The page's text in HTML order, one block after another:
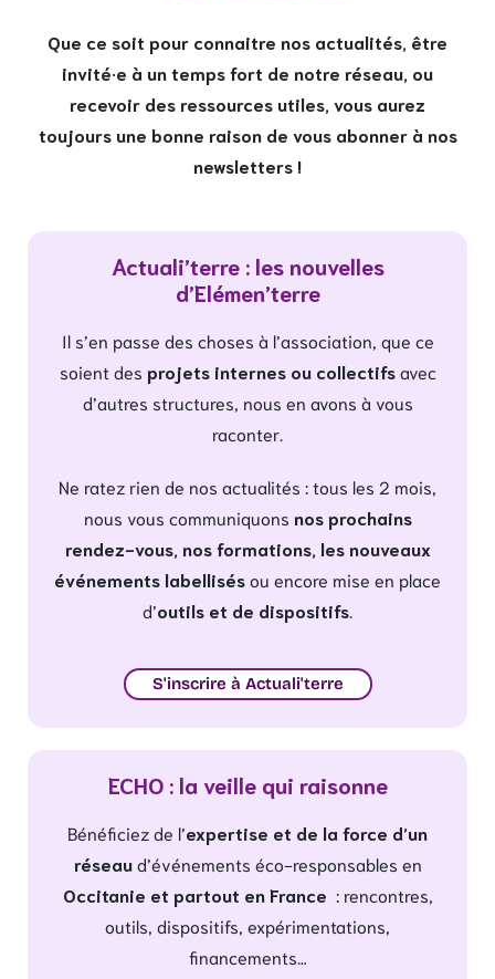
Que ce soit pour connaitre nos actualités, être
invité·e à un temps fort de notre réseau, ou
recevoir des ressources utiles, vous aurez
toujours une bonne raison de vous abonner à nos
newsletters !
Actuali’terre : les nouvelles
d’Elémen’terre
Il s’en passe des choses à l’association, que ce
soient des projets internes ou collectifsavec
d’autres structures, nous en avons à vous
raconter.
Ne ratez rien de nos actualités : tous les 2 mois,
nous vous communiquons nos prochains
rendez-vous, nos formations, les nouveaux
événements labellisésou encore mise en place
d’outils et de dispositifs
S'inscrire à Actuali'terre
ECHO : la veille qui raisonne
Bénéficiez de l’expertise et de la force d’un
réseaud’événements éco-responsables en
Occitanie et partout en France : rencontres,
outils, dispositifs, expérimentations,
financements…